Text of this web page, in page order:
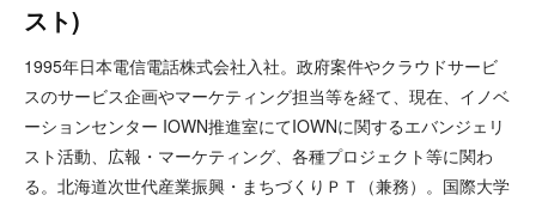
スト)
1995年日本電信電話株式会社入社。政府案件やクラウドサービ
スのサービス企画やマーケティング担当等を経て、現在、イノベ
ーションセンター IOWN推進室にてIOWNに関するエバンジェリ
スト活動、広報・マーケティング、各種プロジェクト等に関わ
る。北海道次世代産業振興・まちづくりＰＴ（兼務）。国際大学